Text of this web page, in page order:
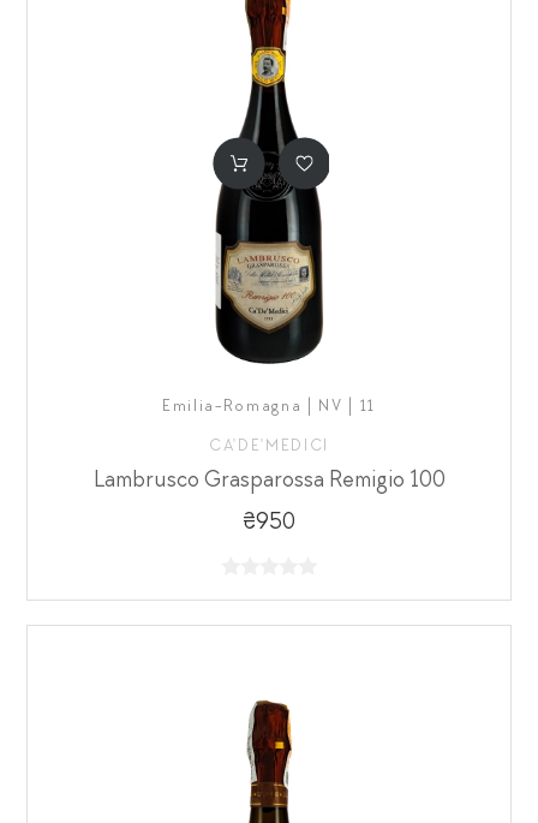
Emilia-Romagna | NV | 11
CA'DE'MEDICI
Lambrusco Grasparossa Remigio 100
₴950